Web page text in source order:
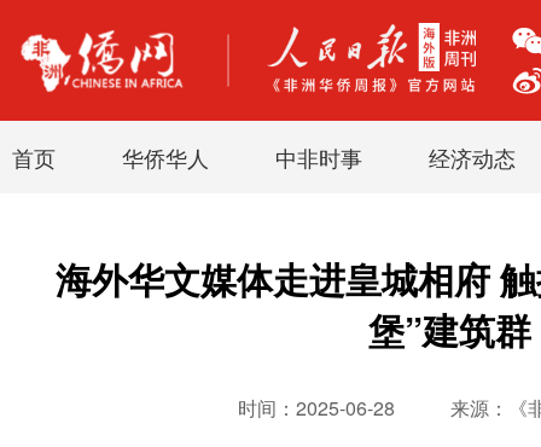
首页 华侨华人 中非时事 经济动态
海外华文媒体走进皇城相府
堡”建筑群
时间：2025-06-28 来源：《